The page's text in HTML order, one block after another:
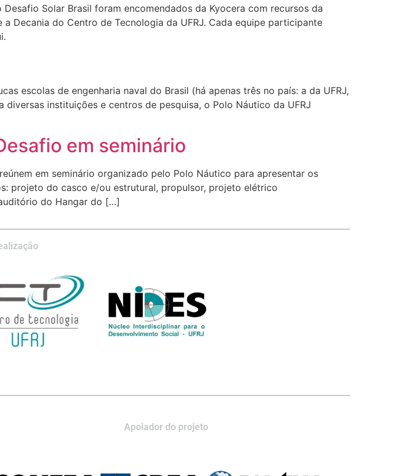
Solar Brasil foram encomendados da Kyocera com recursos da
Decania do Centro de Tecnologia da UFRJ. Cada equipe participante
escolas de engenharia naval do Brasil (há apenas três no país: a da UFRJ,
instituições e centros de pesquisa, o Polo Náutico da UFRJ
em seminário
em seminário organizado pelo Polo Náutico para apresentar os
projeto do casco e/ou estrutural, propulsor, projeto elétrico
do Hangar do […]
Apoiador do projeto